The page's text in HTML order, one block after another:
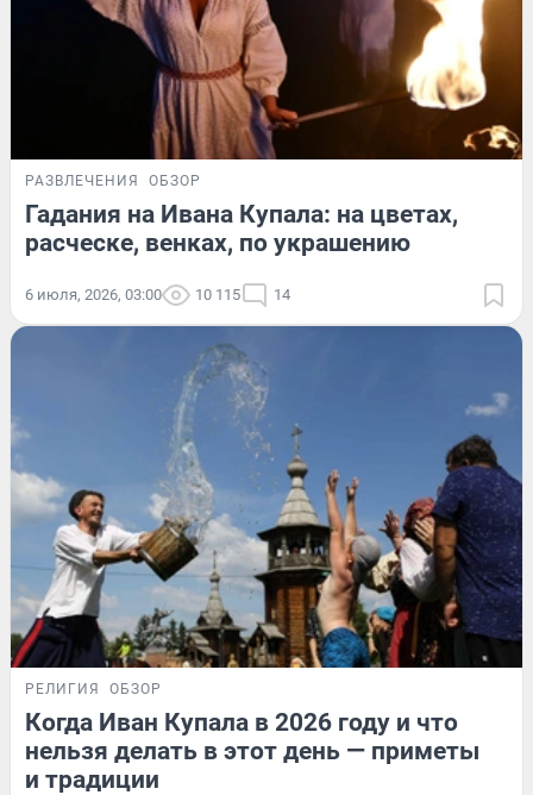
РАЗВЛЕЧЕНИЯ ОБЗОР
Гадания на Ивана Купала: на цветах,
расческе, венках, по украшению
6 июля, 2026, 03:00 10 115 14
РЕЛИГИЯ ОБЗОР
Когда Иван Купала в 2026 году и что
нельзя делать в этот день — приметы
и традиции